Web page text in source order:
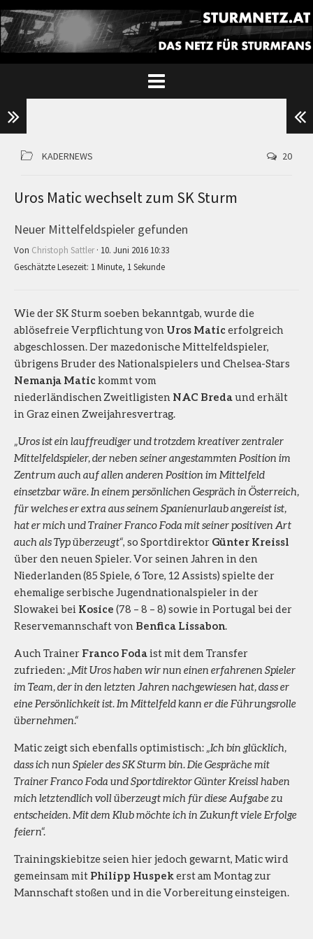
KADERNEWS 20
Uros Matic wechselt zum SK Sturm
Neuer Mittelfeldspieler gefunden
Von Christoph Sattler· 10. Juni 2016 10:33
Geschätzte Lesezeit: 1 Minute, 1 Sekunde
Wie der SK Sturm soeben bekanntgab, wurde die
ablösefreie Verpflichtung von Uros Maticerfolgreich
abgeschlossen. Der mazedonische Mittelfeldspieler,
übrigens Bruder des Nationalspielers und Chelsea-Stars
Nemanja Matickommt vom
niederländischen Zweitligisten NAC Bredaund erhält
in Graz einen Zweijahresvertrag.
„Uros ist ein lauffreudiger und trotzdem kreativer zentraler
Mittelfeldspieler, der neben seiner angestammten Position im
Zentrum auch auf allen anderen Position im Mittelfeld
einsetzbar wäre. In einem persönlichen Gespräch in Österreich,
für welches er extra aus seinem Spanienurlaub angereist ist,
hat er mich und Trainer Franco Foda mit seiner positiven Art
auch als Typ überzeugt“, so Sportdirektor Günter Kreissl
über den neuen Spieler. Vor seinen Jahren in den
Niederlanden (85 Spiele, 6 Tore, 12 Assists) spielte der
ehemalige serbische Jugendnationalspieler in der
Slowakei bei Kosice (78 – 8 – 8) sowie in Portugal bei der
Reservemannschaft von Benfica Lissabon.
Auch Trainer Franco Fodaist mit dem Transfer
zufrieden: „Mit Uros haben wir nun einen erfahrenen Spieler
im Team, der in den letzten Jahren nachgewiesen hat, dass er
eine Persönlichkeit ist. Im Mittelfeld kann er die Führungsrolle
übernehmen.“
Matic zeigt sich ebenfalls optimistisch: „Ich bin glücklich,
dass ich nun Spieler des SK Sturm bin. Die Gespräche mit
Trainer Franco Foda und Sportdirektor Günter Kreissl haben
mich letztendlich voll überzeugt mich für diese Aufgabe zu
entscheiden. Mit dem Klub möchte ich in Zukunft viele Erfolge
feiern“.
Trainingskiebitze seien hier jedoch gewarnt, Matic wird
gemeinsam mit Philipp Huspekerst am Montag zur
Mannschaft stoßen und in die Vorbereitung einsteigen.